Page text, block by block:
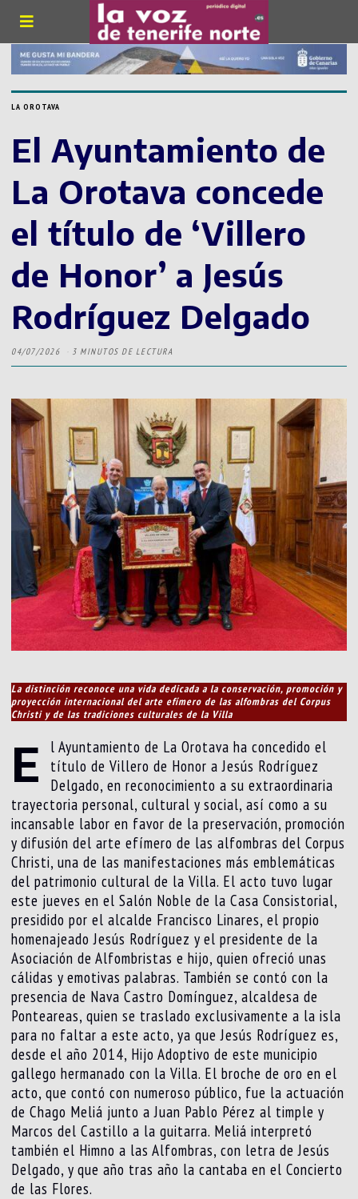
LA OROTAVA
El Ayuntamiento de
La Orotava concede
el título de ‘Villero
de Honor’ a Jesús
Rodríguez Delgado
04/07/2026 3 MINUTOS DE LECTURA
La distinción reconoce una vida dedicada a la conservación, promoción y
proyección internacional del arte efímero de las alfombras del Corpus
Christi y de las tradiciones culturales de la Villa
E
l Ayuntamiento de La Orotava ha concedido el
título de Villero de Honor a Jesús Rodríguez
Delgado, en reconocimiento a su extraordinaria
trayectoria personal, cultural y social, así como a su
incansable labor en favor de la preservación, promoción
y difusión del arte efímero de las alfombras del Corpus
Christi, una de las manifestaciones más emblemáticas
del patrimonio cultural de la Villa. El acto tuvo lugar
este jueves en el Salón Noble de la Casa Consistorial,
presidido por el alcalde Francisco Linares, el propio
homenajeado Jesús Rodríguez y el presidente de la
Asociación de Alfombristas e hijo, quien ofreció unas
cálidas y emotivas palabras. También se contó con la
presencia de Nava Castro Domínguez, alcaldesa de
Ponteareas, quien se traslado exclusivamente a la isla
para no faltar a este acto, ya que Jesús Rodríguez es,
desde el año 2014, Hijo Adoptivo de este municipio
gallego hermanado con la Villa. El broche de oro en el
acto, que contó con numeroso público, fue la actuación
de Chago Meliá junto a Juan Pablo Pérez al timple y
Marcos del Castillo a la guitarra. Meliá interpretó
también el Himno a las Alfombras, con letra de Jesús
Delgado, y que año tras año la cantaba en el Concierto
de las Flores.